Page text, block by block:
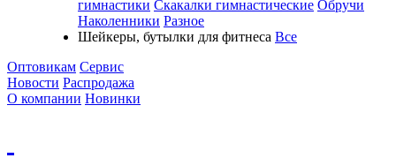
гимнастики Скакалки гимнастические Обручи
Наколенники Разное
Шейкеры, бутылки для фитнеса Все
Оптовикам Сервис
Новости Распродажа
О компании Новинки